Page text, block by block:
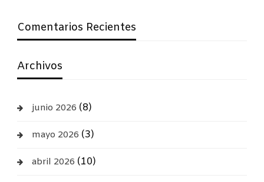
Comentarios Recientes
Archivos
junio 2026 (8)
mayo 2026 (3)
abril 2026 (10)